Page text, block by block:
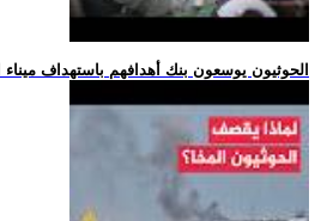
.. الحوثيون يوسعون بنك أهدافهم باستهداف ميناء